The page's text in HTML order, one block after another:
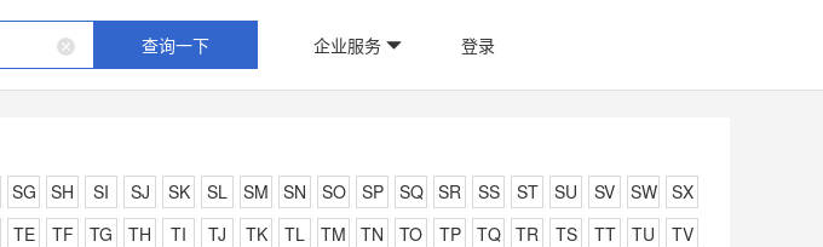
查询一下 企业服务 登录
SG SH SI SJ SK SL SM SN SO SP SQ SR SS ST SU SV SW
SX
TE TF TG TH TI TJ TK TL TM TN TO TP TQ TR TS TT TU
TV